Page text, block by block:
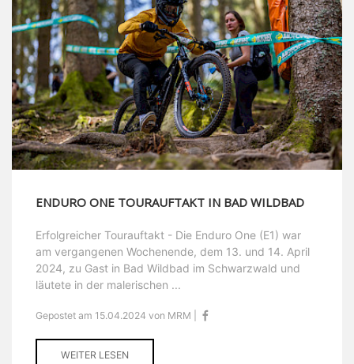
ENDURO ONE TOURAUFTAKT IN BAD WILDBAD
Erfolgreicher Tourauftakt - Die Enduro One (E1) war
am vergangenen Wochenende, dem 13. und 14. April
2024, zu Gast in Bad Wildbad im Schwarzwald und
läutete in der malerischen ...
Gepostet am 15.04.2024 von MRM |
WEITER LESEN